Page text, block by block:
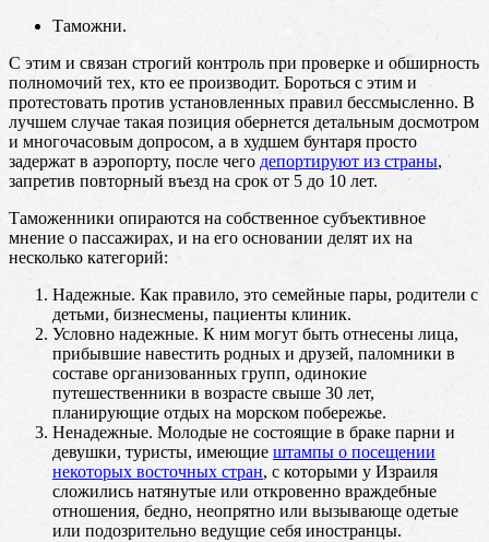
Таможни.
С этим и связан строгий контроль при проверке и обширность
полномочий тех, кто ее производит. Бороться с этим и
протестовать против установленных правил бессмысленно. В
лучшем случае такая позиция обернется детальным досмотром
и многочасовым допросом, а в худшем бунтаря просто
задержат в аэропорту, после чего депортируют из страны,
запретив повторный въезд на срок от 5 до 10 лет.
Таможенники опираются на собственное субъективное
мнение о пассажирах, и на его основании делят их на
несколько категорий:
Надежные. Как правило, это семейные пары, родители с
детьми, бизнесмены, пациенты клиник.
Условно надежные. К ним могут быть отнесены лица,
прибывшие навестить родных и друзей, паломники в
составе организованных групп, одинокие
путешественники в возрасте свыше 30 лет,
планирующие отдых на морском побережье.
Ненадежные. Молодые не состоящие в браке парни и
девушки, туристы, имеющие штампы о посещении
некоторых восточных стран, с которыми у Израиля
сложились натянутые или откровенно враждебные
отношения, бедно, неопрятно или вызывающе одетые
или подозрительно ведущие себя иностранцы.